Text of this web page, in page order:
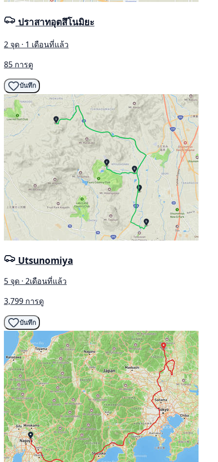
ปราสาทอุตสึโนมิยะ
2 จุด · 1 เดือนที่แล้ว
85 การดู
บันทึก
Utsunomiya
5 จุด · 2เดือนที่แล้ว
3,799 การดู
บันทึก